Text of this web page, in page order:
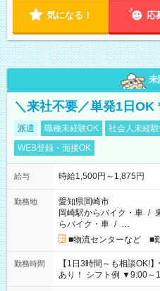
気になる！ 応
未
＼来社不要／単発1日OK
派遣 職種未経験OK 社会人未経
WEB登録・面接OK
給与 時給1,500円～1,875円
勤務地
愛知県岡崎市
岡崎駅からバイク・車 /
らバイク・車 / …
■物流センターなど ■
勤務時間
【1日3時間～も相談OK!
あり！ シフト例 ▼9:00
▼18:00～21:00